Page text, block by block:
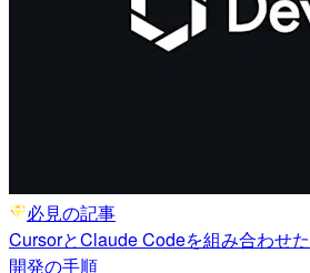
必見の記事
CursorとClaude Codeを組み合わせ
開発の手順